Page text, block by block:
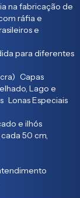
na fabricação de
ráfia e
e
para diferentes
Capas
Lago e
Lonas Especiais
e ilhós
50 cm,